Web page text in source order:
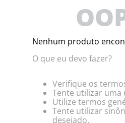
Nenhum produto
O que eu devo fazer?
Verifique os
Tente utilizar uma
Utilize termos
Tente utilizar
desejado.